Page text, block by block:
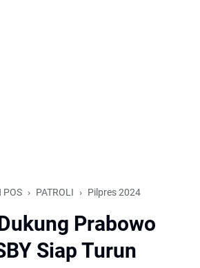
POS PATROLI Pilpres 2024
Prabowo
Siap Turun